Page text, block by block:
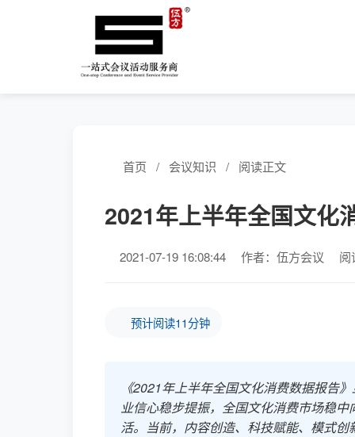
首页 / 会议知识 / 阅读正文
2021年上半年全国文化
2021-07-19 16:08:44 作者：伍方会议 阅
预计阅读11分钟
《2021年上半年全国文化消费数据报告
业信心稳步提振，全国文化消费市场稳
活。当前，内容创造、科技赋能、模式